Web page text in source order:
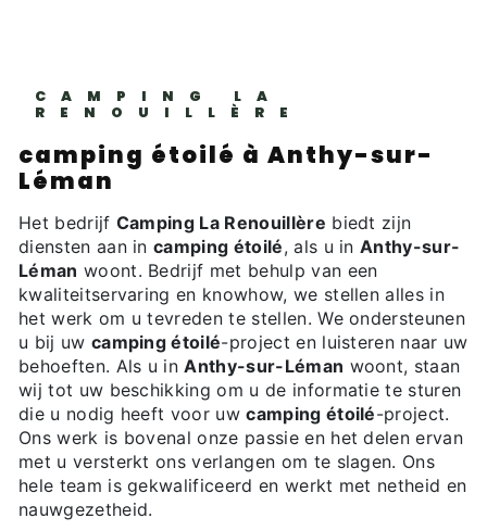
CAMPING LA
RENOUILLÈRE
camping étoilé à Anthy-sur-
Léman
Het bedrijf Camping La Renouillère biedt zijn
diensten aan incamping étoilé, als u inAnthy-sur-
Léman woont. Bedrijf met behulp van een
kwaliteitservaring en knowhow, we stellen alles in
het werk om u tevreden te stellen. We ondersteunen
u bij uw camping étoilé-project en luisteren naar uw
behoeften. Als u inAnthy-sur-Léman woont, staan
wij tot uw beschikking om u de informatie te sturen
die u nodig heeft voor uwcamping étoilé-project.
Ons werk is bovenal onze passie en het delen ervan
met u versterkt ons verlangen om te slagen. Ons
hele team is gekwalificeerd en werkt met netheid en
nauwgezetheid.